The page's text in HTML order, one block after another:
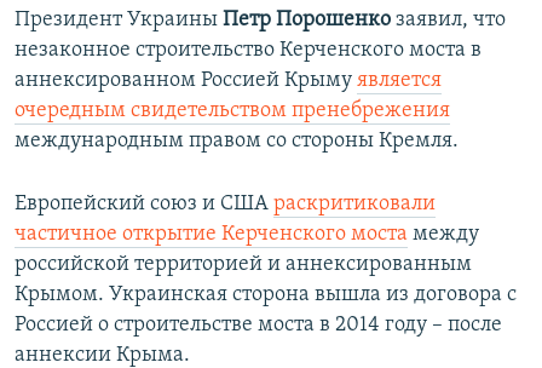
Президент Украины Петр Порошенко заявил, что
незаконное строительство Керченского моста в
аннексированном Россией Крыму является
очередным свидетельством пренебрежения
международным правом со стороны Кремля.
Европейский союз и США раскритиковали
частичное открытие Керченского моста между
российской территорией и аннексированным
Крымом. Украинская сторона вышла из договора с
Россией о строительстве моста в 2014 году – после
аннексии Крыма.